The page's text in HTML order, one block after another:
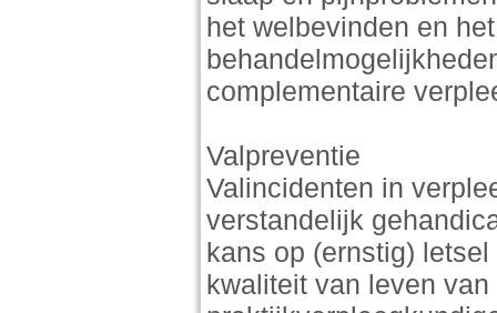
het welbevinden en
complementaire
Valpreventie
Valincidenten in
verstandelijk
kans op (ernstig)
kwaliteit van leven